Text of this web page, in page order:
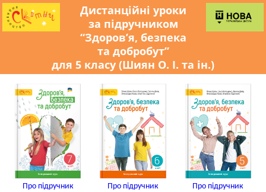
Дистанційні уроки
за підручником
“Здоров’я, безпека
та добробут”
для 5 класу (Шиян О. І. та ін.)
Про підручник
Про підручник
Про підручник